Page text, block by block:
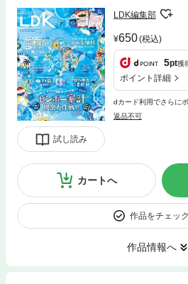
試し読み
LDK編集部
650(税込)
5pt獲
ポイント詳細
dカード利用でさらに
返品不可
カートへ
作品をチェッ
作品情報へ